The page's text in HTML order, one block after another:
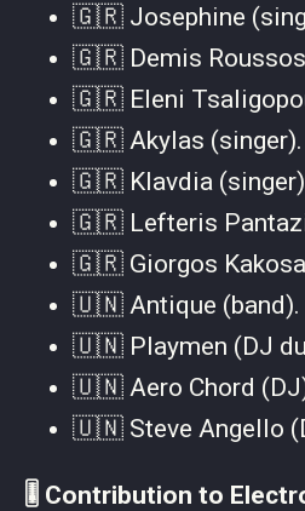
🇬🇷 Josephine
🇬🇷 Demis Roussos
🇬🇷 Eleni
🇬🇷 Akylas (singer).
🇬🇷 Klavdia
🇬🇷 Lefteris
🇬🇷 Giorgos
🇺🇳 Antique (band).
🇺🇳 Playmen (DJ
🇺🇳 Aero Chord
🇺🇳 Steve Angello
🎚️ Contribution to